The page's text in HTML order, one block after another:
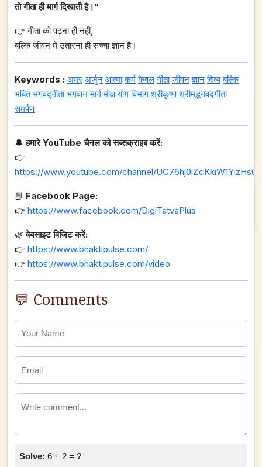
तो गीता ही मार्ग दिखाती है।”
👉 गीता को पढ़ना ही नहीं,
बल्कि जीवन में उतारना ही सच्चा ज्ञान है।
Keywords : अमर अर्जुन आत्मा कर्म केवल गीता जीवन ज्ञान दिव्य बल्कि
भक्ति भगवद्गीता भगवान मार्ग मोक्ष योग विभाग श्रीकृष्ण श्रीमद्भगवद्गीता
समर्पण
🔔हमारे YouTube चैनल को सब्सक्राइब करें:
👉
https://www.youtube.com/channel/
📘 Facebook Page:
👉 https://www.facebook.com/DigiTatvaPlus
🌿वेबसाइट विजिट करें:
👉 https://www.bhaktipulse.com/
👉 https://www.bhaktipulse.com/video
💬 Comments
Solve: 6 + 2 = ?